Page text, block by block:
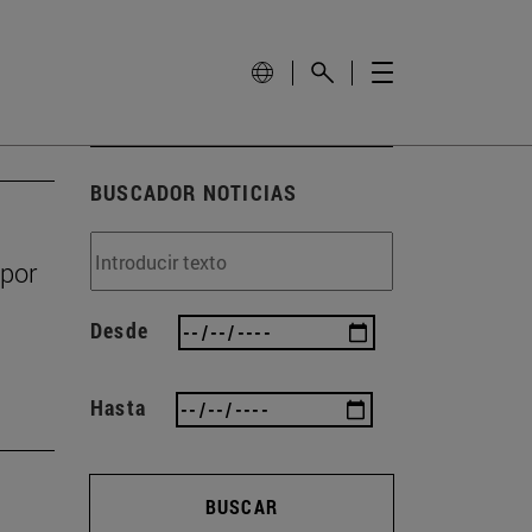
BUSCADOR NOTICIAS
Desde
Hasta
BUSCAR